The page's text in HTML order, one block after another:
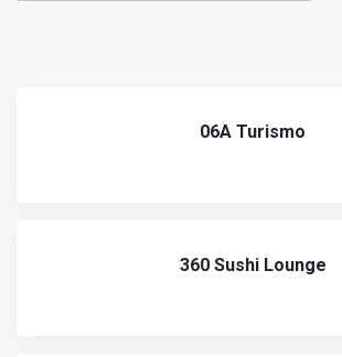
06A Turismo
360 Sushi Lounge